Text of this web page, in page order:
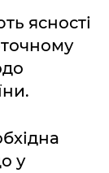
ясності
у